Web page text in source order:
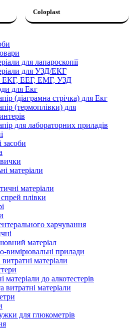
Coloplast
для лапароскопії
для УЗД/ЕКГ
ЕКГ, ЕЕГ, ЕМГ, УЗД
для Екг
(діаграмна стрічка) для Екг
(термоплівки) для
для лабораторних приладів
засоби
матеріали
матеріали
плівки
харчування
матеріал
вимірювальні прилади
матеріали
матеріали до алкотестерів
витратні матеріали
для глюкометрів